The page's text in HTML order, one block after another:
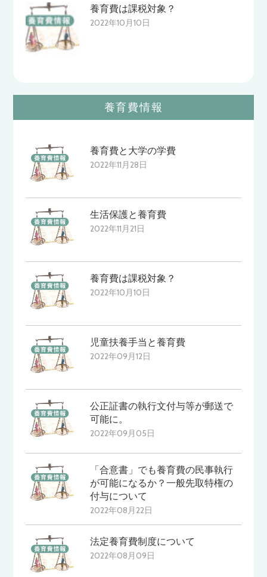
養育費は課税対象？
2022年10月10日
養育費情報
養育費と大学の学費
2022年11月28日
生活保護と養育費
2022年11月21日
養育費は課税対象？
2022年10月10日
児童扶養手当と養育費
2022年09月12日
公正証書の執行文付与等が郵送で
可能に。
2022年09月05日
「合意書」でも養育費の民事執行
が可能になるか？一般先取特権の
付与について
2022年08月22日
法定養育費制度について
2022年08月09日